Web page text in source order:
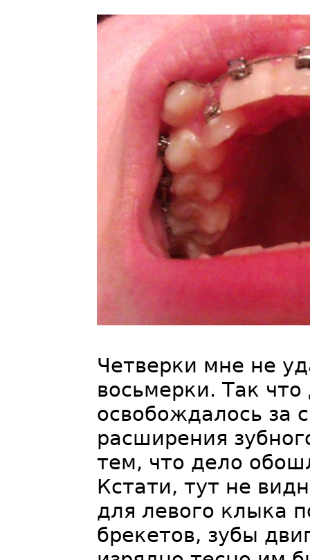
Четверки мне не
восьмерки. Так
освобождалось за
расширения
тем, что дело
Кстати, тут не
для левого клыка
брекетов, зубы